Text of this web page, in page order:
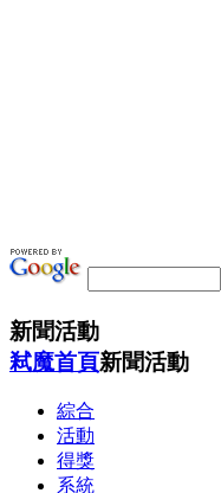
新聞活動
弒魔首頁新聞活動
綜合
活動
得獎
系統